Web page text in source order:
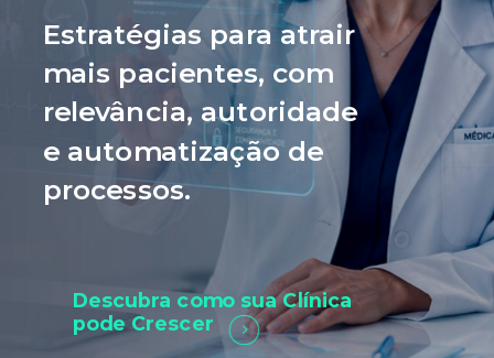
Estratégias para atrair
mais pacientes, com
relevância, autoridade
e automatização de
processos.
Descubra como sua Clínica
pode Crescer